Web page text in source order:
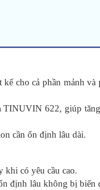
cho cả phần mảnh và
TINUVIN 622, giúp
cần ổn định lâu dài.
khi có yêu cầu cao.
định lâu không bị biến